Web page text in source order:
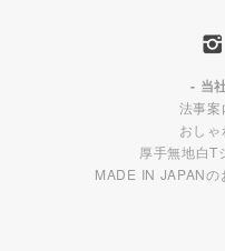
- 当
法事案
おしゃ
厚手無地白T
MADE IN JAPANの